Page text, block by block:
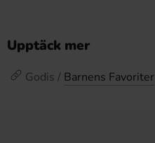
Upptäck mer
Godis / Barnens Favoriter